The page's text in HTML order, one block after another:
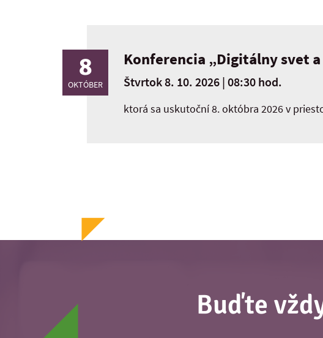
8
OKTÓBER
Konferencia „Digitálny svet
Štvrtok 8. 10. 2026 | 08:30 hod.
ktorá sa uskutoční 8. októbra 2026 v
Buďte